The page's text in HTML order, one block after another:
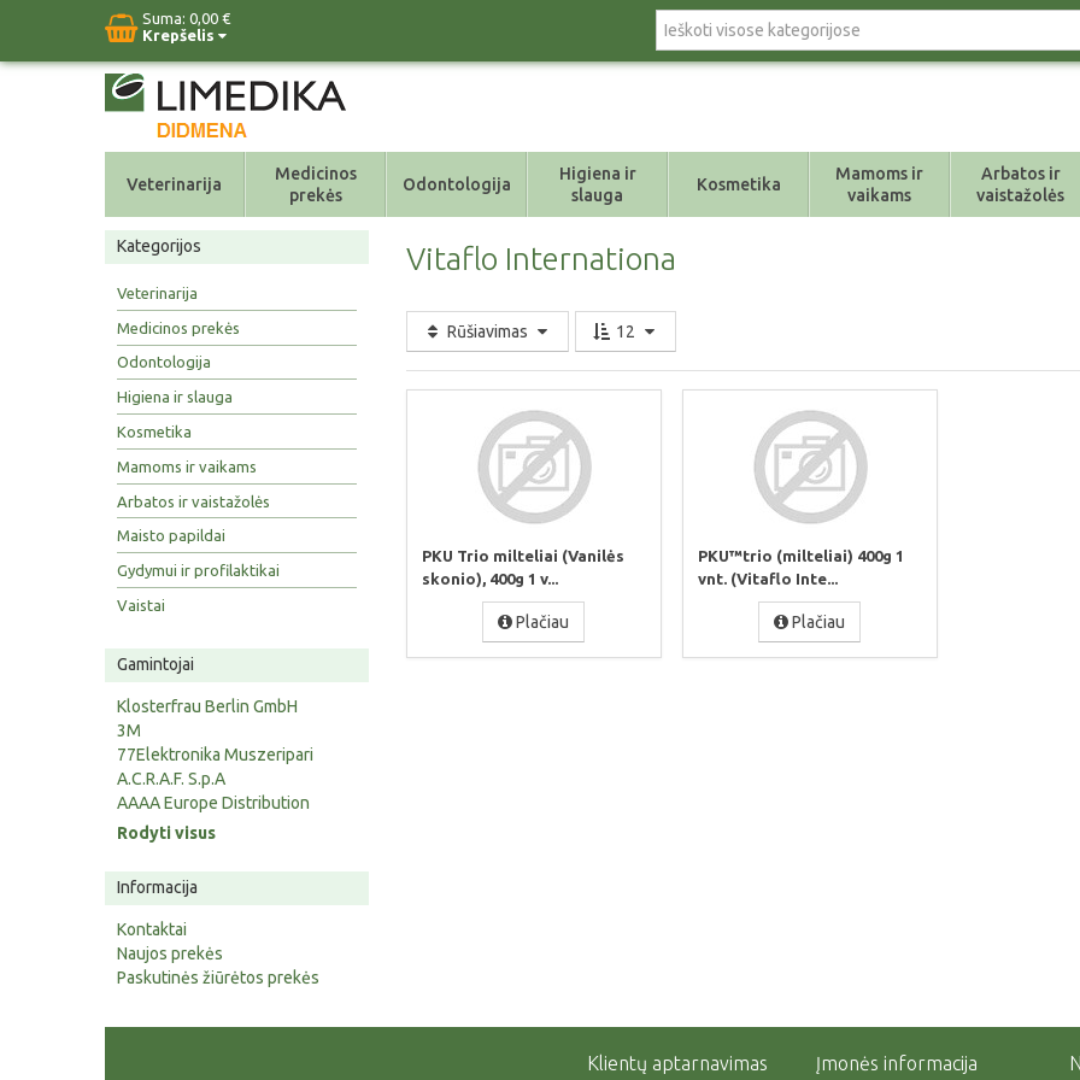
Suma: 0,00 €
Krepšelis
Veterinarija
Medicinos
prekės
Odontologija
Higiena ir
slauga
Kosmetika
Mamoms ir
vaikams
Arbatos ir
vaistažolės
Kategorijos
Veterinarija
Medicinos prekės
Odontologija
Higiena ir slauga
Kosmetika
Mamoms ir vaikams
Arbatos ir vaistažolės
Maisto papildai
Gydymui ir profilaktikai
Vaistai
Gamintojai
Klosterfrau Berlin GmbH
3M
77Elektronika Muszeripari
A.C.R.A.F. S.p.A
AAAA Europe Distribution
Rodyti visus
Informacija
Kontaktai
Naujos prekės
Paskutinės žiūrėtos prekės
Vitaflo Internationa
Rūšiavimas 12
PKU Trio milteliai (Vanilės
skonio), 400g 1 v...
Plačiau
PKU™trio (milteliai) 400g 1
vnt. (Vitaflo Inte...
Plačiau
Klientų aptarnavimas Įmonės informacija